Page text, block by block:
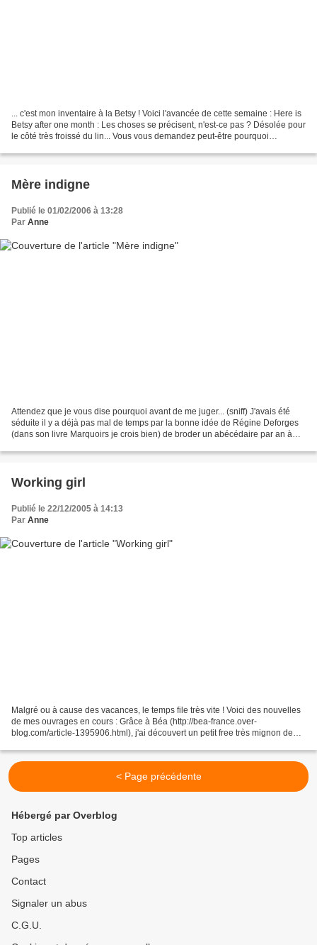
... c'est mon inventaire à la Betsy ! Voici l'avancée de cette semaine : Here is
Betsy after one month : Les choses se précisent, n'est-ce pas ? Désolée pour
le côté très froissé du lin... Vous vous demandez peut-être pourquoi
Mère indigne
Publié le 01/02/2006 à 13:28
Par Anne
Attendez que je vous dise pourquoi avant de me juger... (sniff) J'avais été
séduite il y a déjà pas mal de temps par la bonne idée de Régine Deforges
(dans son livre Marquoirs je crois bien) de broder un abécédaire par an à
Working girl
Publié le 22/12/2005 à 14:13
Par Anne
Malgré ou à cause des vacances, le temps file très vite ! Voici des nouvelles
de mes ouvrages en cours : Grâce à Béa (http://bea-france.over-
blog.com/article-1395906.html), j'ai découvert un petit free très mignon de
< Page précédente
Hébergé par Overblog
Top articles
Pages
Contact
Signaler un abus
C.G.U.